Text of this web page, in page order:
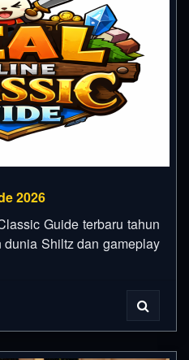
2026
Guide terbaru tahun
Shiltz dan gameplay